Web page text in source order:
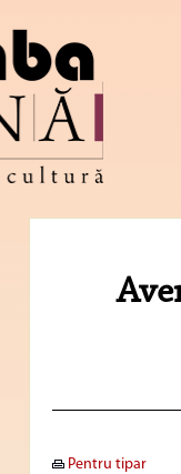
Pentru tipar